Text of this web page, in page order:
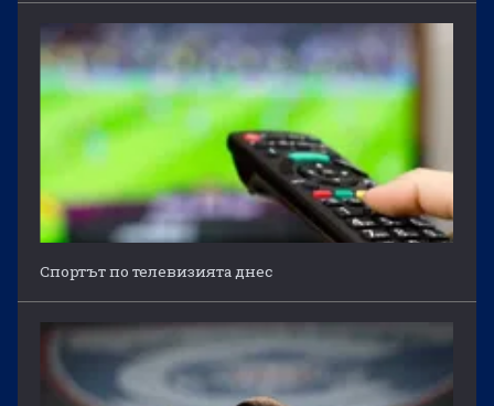
Спортът по телевизията днес